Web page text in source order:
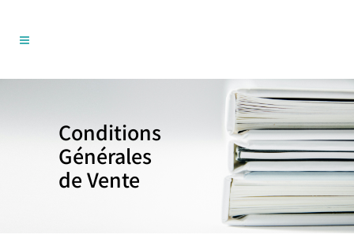
Conditions
Générales
de Vente